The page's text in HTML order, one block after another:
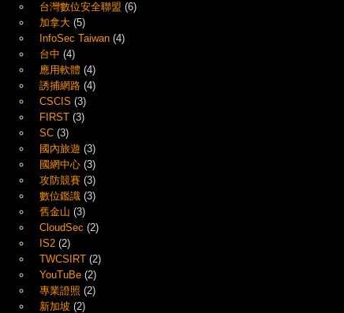
台灣數位安全聯盟 (6)
加拿大 (5)
InfoSec Taiwan (4)
台中 (4)
應用軟體 (4)
誘捕網路 (4)
CSCIS (3)
FIRST (3)
SC (3)
國內旅遊 (3)
國網中心 (3)
攻防競賽 (3)
數位鑑識 (3)
舊金山 (3)
CloudSec (2)
IS2 (2)
TWCSIRT (2)
YouTuBe (2)
專業證照 (2)
新加坡 (2)